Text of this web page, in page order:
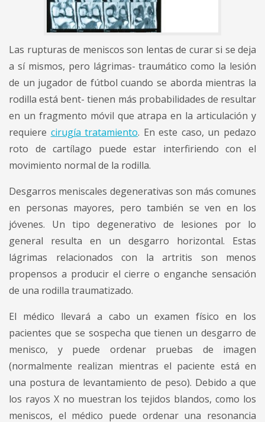
Las rupturas de meniscos son lentas de curar si se deja
a sí mismos, pero lágrimas- traumático como la lesión
de un jugador de fútbol cuando se aborda mientras la
rodilla está bent- tienen más probabilidades de resultar
en un fragmento móvil que atrapa en la articulación y
requiere cirugía tratamiento. En este caso, un pedazo
roto de cartílago puede estar interfiriendo con el
movimiento normal de la rodilla.
Desgarros meniscales degenerativas son más comunes
en personas mayores, pero también se ven en los
jóvenes. Un tipo degenerativo de lesiones por lo
general resulta en un desgarro horizontal. Estas
lágrimas relacionados con la artritis son menos
propensos a producir el cierre o enganche sensación
de una rodilla traumatizado.
El médico llevará a cabo un examen físico en los
pacientes que se sospecha que tienen un desgarro de
menisco, y puede ordenar pruebas de imagen
(normalmente realizan mientras el paciente está en
una postura de levantamiento de peso). Debido a que
los rayos X no muestran los tejidos blandos, como los
meniscos, el médico puede ordenar una resonancia